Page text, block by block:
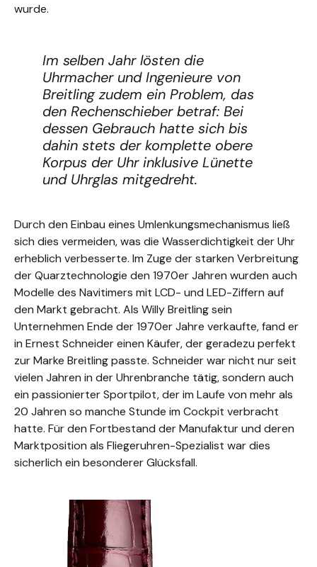
wurde.
Im selben Jahr lösten die
Uhrmacher und Ingenieure von
Breitling zudem ein Problem, das
den Rechenschieber betraf: Bei
dessen Gebrauch hatte sich bis
dahin stets der komplette obere
Korpus der Uhr inklusive Lünette
und Uhrglas mitgedreht.
Durch den Einbau eines Umlenkungsmechanismus ließ
sich dies vermeiden, was die Wasserdichtigkeit der Uhr
erheblich verbesserte. Im Zuge der starken Verbreitung
der Quarztechnologie den 1970er Jahren wurden auch
Modelle des Navitimers mit LCD- und LED-Ziffern auf
den Markt gebracht. Als Willy Breitling sein
Unternehmen Ende der 1970er Jahre verkaufte, fand er
in Ernest Schneider einen Käufer, der geradezu perfekt
zur Marke Breitling passte. Schneider war nicht nur seit
vielen Jahren in der Uhrenbranche tätig, sondern auch
ein passionierter Sportpilot, der im Laufe von mehr als
20 Jahren so manche Stunde im Cockpit verbracht
hatte. Für den Fortbestand der Manufaktur und deren
Marktposition als Fliegeruhren-Spezialist war dies
sicherlich ein besonderer Glücksfall.